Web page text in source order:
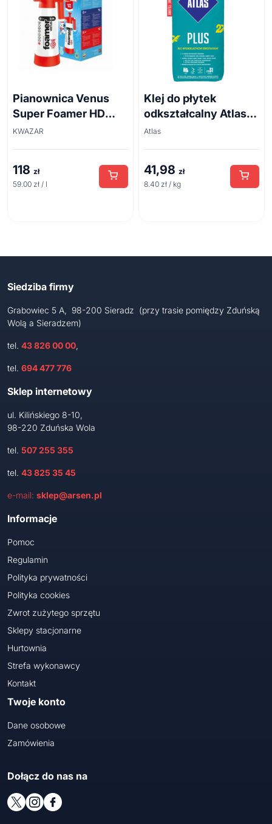
Pianownica Venus
Super Foamer HD
acid line 2L
KWAZAR
118 zł
59.00 zł / l
Klej do płytek
odkształcalny Atlas
Plus 5 kg
Atlas
41,98 zł
8.40 zł / kg
Siedziba firmy
Grabowiec 5 A, 98-200 Sieradz (przy trasie pomiędzy Zduńską
Wolą a Sieradzem)
tel. 43 826 00 00,
tel. 694 477 776
Sklep internetowy
ul. Kilińskiego 8-10,
98-220 Zduńska Wola
tel. 507 255 355
tel. 43 825 35 45
e-mail: sklep@arsen.pl
Informacje
Pomoc
Regulamin
Polityka prywatności
Polityka cookies
Zwrot zużytego sprzętu
Sklepy stacjonarne
Hurtownia
Strefa wykonawcy
Kontakt
Twoje konto
Dane osobowe
Zamówienia
Dołącz do nas na